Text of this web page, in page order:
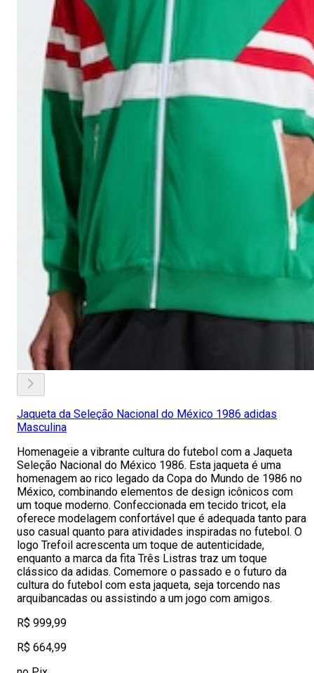
Jaqueta da Seleção Nacional do México 1986 adidas
Masculina
Homenageie a vibrante cultura do futebol com a Jaqueta
Seleção Nacional do México 1986. Esta jaqueta é uma
homenagem ao rico legado da Copa do Mundo de 1986 no
México, combinando elementos de design icônicos com
um toque moderno. Confeccionada em tecido tricot, ela
oferece modelagem confortável que é adequada tanto para
uso casual quanto para atividades inspiradas no futebol. O
logo Trefoil acrescenta um toque de autenticidade,
enquanto a marca da fita Três Listras traz um toque
clássico da adidas. Comemore o passado e o futuro da
cultura do futebol com esta jaqueta, seja torcendo nas
arquibancadas ou assistindo a um jogo com amigos.
R$ 999,99
R$ 664,99